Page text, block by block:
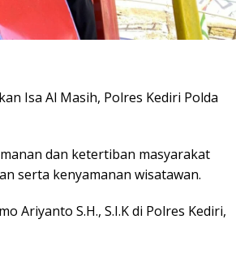
Isa Al Masih, Polres Kediri Polda
dan ketertiban masyarakat
serta kenyamanan wisatawan.
Ariyanto S.H., S.I.K di Polres Kediri,